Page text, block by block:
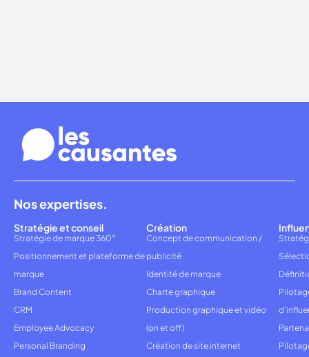
Nos expertises.
Stratégie et conseil
Stratégie de marque 360°
Positionnement et plateforme de
marque
Brand Content
CRM
Employee Advocacy
Personal Branding
Création
Concept de communication /
publicité
Identité de marque
Charte graphique
Production graphique et vidéo
(on et off)
Création de site internet